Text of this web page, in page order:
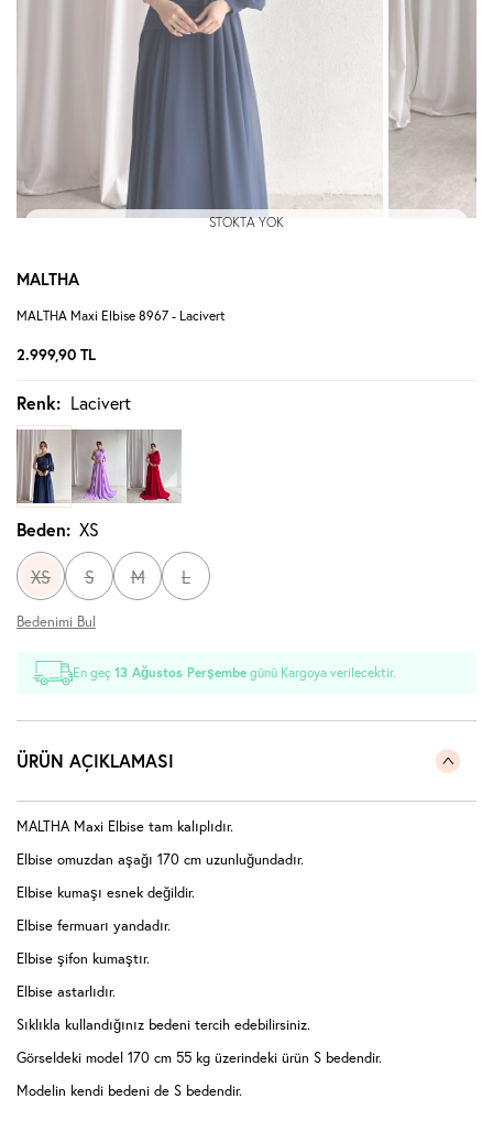
STOKTA YOK
MALTHA
MALTHA Maxi Elbise 8967 - Lacivert
2.999,90 TL
Renk: Lacivert
Beden: XS
XS S M L
Bedenimi Bul
En geç13 Ağustos Perşembe günü Kargoya verilecektir.
ÜRÜN AÇIKLAMASI
MALTHA Maxi Elbise tam kalıplıdır.
Elbise omuzdan aşağı 170 cm uzunluğundadır.
Elbise kumaşı esnek değildir.
Elbise fermuarı yandadır.
Elbise şifon kumaştır.
Elbise astarlıdır.
Sıklıkla kullandığınız bedeni tercih edebilirsiniz.
Görseldeki model 170 cm 55 kg üzerindeki ürün S bedendir.
Modelin kendi bedeni de S bedendir.